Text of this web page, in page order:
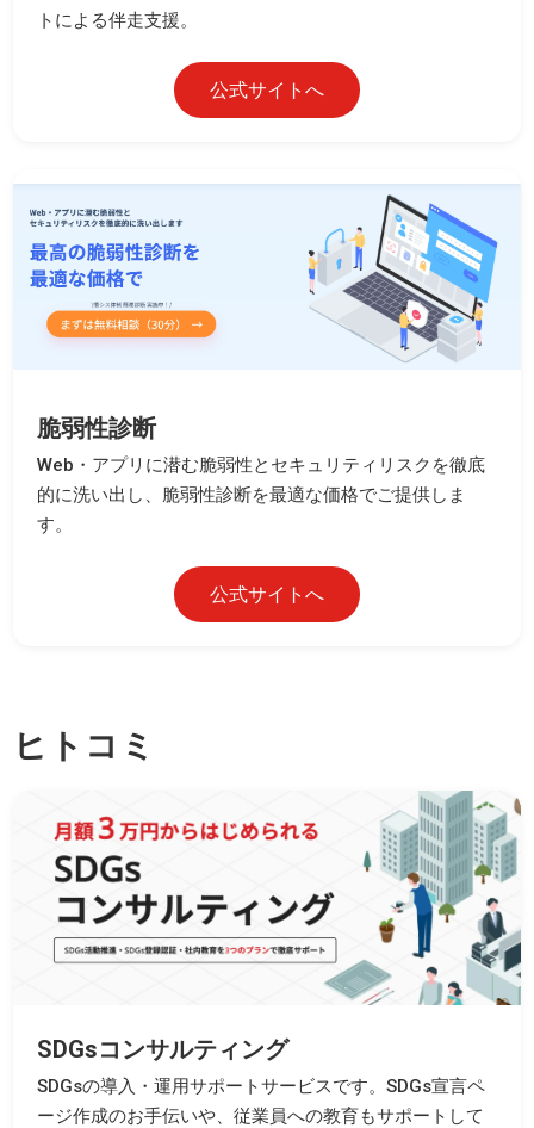
トによる伴走支援。
公式サイトへ
脆弱性診断
Web・アプリに潜む脆弱性とセキュリティリスクを徹底
的に洗い出し、脆弱性診断を最適な価格でご提供しま
す。
公式サイトへ
ヒトコミ
SDGsコンサルティング
SDGsの導入・運用サポートサービスです。SDGs宣言ペ
ージ作成のお手伝いや、従業員への教育もサポートして